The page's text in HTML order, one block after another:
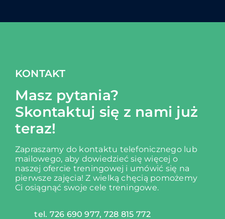
KONTAKT
Masz pytania?
Skontaktuj się z nami już
teraz!
Zapraszamy do kontaktu telefonicznego lub
mailowego, aby dowiedzieć się więcej o
naszej ofercie treningowej i umówić się na
pierwsze zajęcia!Z wielką chęcią pomożemy
Ci osiągnąć swoje cele treningowe.
tel. 726 690 977, 728 815 772